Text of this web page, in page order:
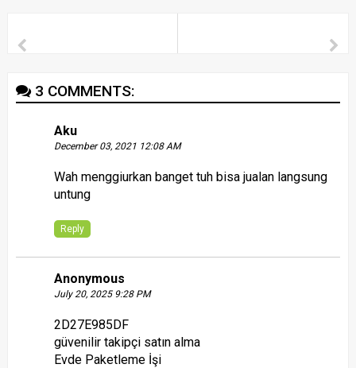
3 COMMENTS:
Aku
December 03, 2021 12:08 AM
Wah menggiurkan banget tuh bisa jualan langsung
untung
Reply
Anonymous
July 20, 2025 9:28 PM
2D27E985DF
güvenilir takipçi satın alma
Evde Paketleme İşi